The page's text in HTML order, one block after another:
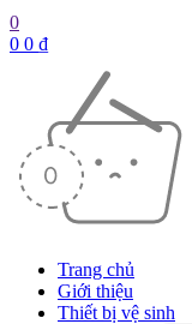
0
0 0 ₫
Trang chủ
Giới thiệu
Thiết bị vệ sinh